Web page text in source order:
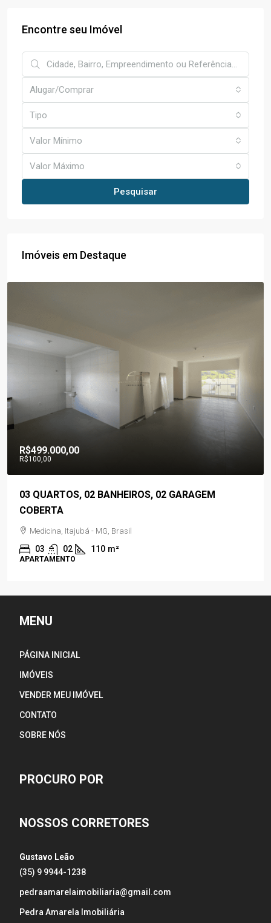
Encontre seu Imóvel
Alugar/Comprar
Tipo
Valor Mínimo
Valor Máximo
Pesquisar
Imóveis em Destaque
R$499.000,00
R$100,00
03 QUARTOS, 02 BANHEIROS, 02 GARAGEM
COBERTA
Medicina, Itajubá - MG, Brasil
03 02 110 m²
APARTAMENTO
MENU
PÁGINA INICIAL
IMÓVEIS
VENDER MEU IMÓVEL
CONTATO
SOBRE NÓS
PROCURO POR
NOSSOS CORRETORES
Gustavo Leão
(35) 9 9944-1238
pedraamarelaimobiliaria@gmail.com
Pedra Amarela Imobiliária